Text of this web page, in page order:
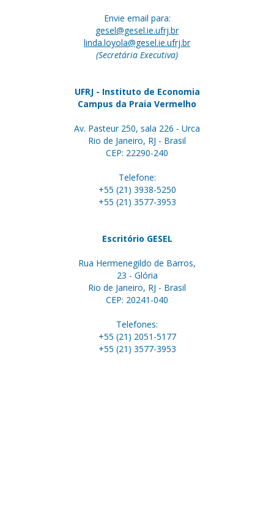
Envie email para:
gesel@gesel.ie.ufrj.br
linda.loyola@gesel.ie.ufrj.br
(Secretária Executiva)
UFRJ - Instituto de Economia
Campus da Praia Vermelho
Av. Pasteur 250, sala 226 - Urca
Rio de Janeiro, RJ - Brasil
CEP: 22290-240
Telefone:
+55 (21) 3938-5250
+55 (21) 3577-3953
Escritório GESEL
Rua Hermenegildo de Barros,
23 - Glória
Rio de Janeiro, RJ - Brasil
CEP: 20241-040
Telefones:
+55 (21) 2051-5177
+55 (21) 3577-3953